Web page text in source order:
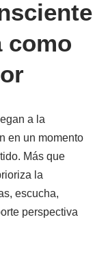
como
a la
en un momento
Más que
la
escucha,
perspectiva